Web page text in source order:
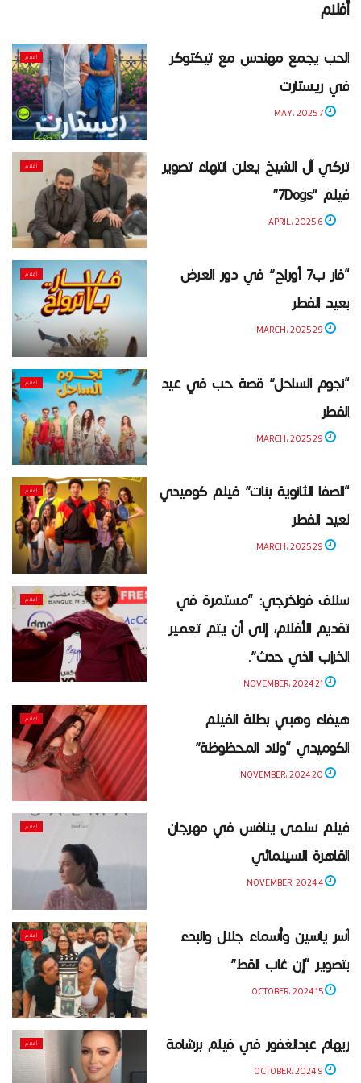
أفلام
أفلام
الحب يجمع مهندس مع تيكتوكر
في ريستارت
أفلام
تركي آل الشيخ يعلن انتهاء تصوير
فيلم “7Dogs”
أفلام
“فار ب7 أوراح” في دور العرض
بعيد الفطر
أفلام
“نجوم الساحل” قصة حب في عيد
الفطر
أفلام
“الصفا الثانوية بنات” فيلم كوميدي
لعيد الفطر
أفلام
سلاف فواخرجي: “مستمرة في
تقديم الأفلام، إلى أن يتم تعمير
الخراب الذي حدث”.
أفلام
هيفاء وهبي بطلة الفيلم
الكوميدي “ولاد المحظوظة”
أفلام
فيلم سلمى ينافس في مهرجان
القاهرة السينمائي
أفلام
آسر ياسين وأسماء جلال والبدء
بتصوير “إن غاب القط”
أفلام ريهام عبدالغفور في فيلم برشامة